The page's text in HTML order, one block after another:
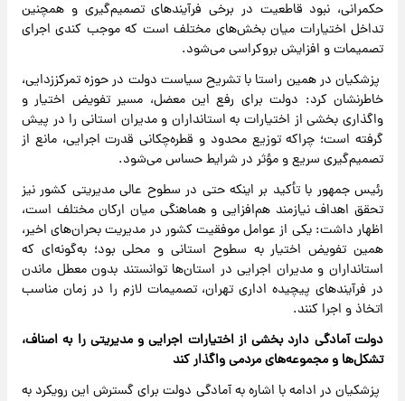
حکمرانی، نبود قاطعیت در برخی فرآیندهای تصمیم‌گیری و همچنین
تداخل اختیارات میان بخش‌های مختلف است که موجب کندی اجرای
تصمیمات و افزایش بروکراسی می‌شود.
پزشکیان در همین راستا با تشریح سیاست دولت در حوزه تمرکززدایی،
خاطرنشان کرد: دولت برای رفع این معضل، مسیر تفویض اختیار و
واگذاری بخشی از اختیارات به استانداران و مدیران استانی را در پیش
گرفته است؛ چراکه توزیع محدود و قطره‌چکانی قدرت اجرایی، مانع از
تصمیم‌گیری سریع و مؤثر در شرایط حساس می‌شود.
رئیس جمهور با تأکید بر اینکه حتی در سطوح عالی مدیریتی کشور نیز
تحقق اهداف نیازمند هم‌افزایی و هماهنگی میان ارکان مختلف است،
اظهار داشت: یکی از عوامل موفقیت کشور در مدیریت بحران‌های اخیر،
همین تفویض اختیار به سطوح استانی و محلی بود؛ به‌گونه‌ای که
استانداران و مدیران اجرایی در استان‌ها توانستند بدون معطل ماندن
در فرآیندهای پیچیده اداری تهران، تصمیمات لازم را در زمان مناسب
اتخاذ و اجرا کنند.
دولت آمادگی دارد بخشی از اختیارات اجرایی و مدیریتی را به اصناف،
تشکل‌ها و مجموعه‌های مردمی واگذار کند
پزشکیان در ادامه با اشاره به آمادگی دولت برای گسترش این رویکرد به